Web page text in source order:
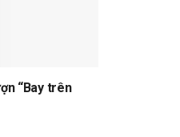
“Bay trên